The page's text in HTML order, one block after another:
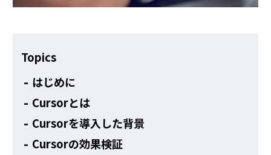
Topics
はじめに
Cursorとは
Cursorを導入した背景
Cursorの効果検証